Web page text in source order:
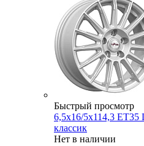
Быстрый просмотр
6,5x16/5x114,3
классик
Нет в наличии